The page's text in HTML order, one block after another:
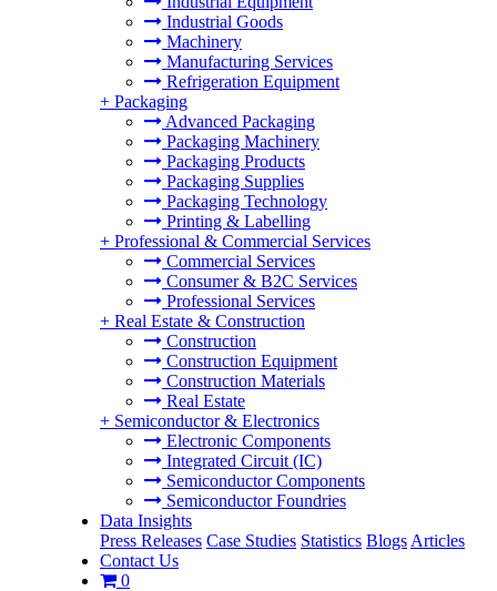
Industrial Goods
Machinery
Manufacturing Services
Refrigeration Equipment
+ Packaging
Advanced Packaging
Packaging Machinery
Packaging Products
Packaging Supplies
Packaging Technology
Printing & Labelling
+ Professional & Commercial Services
Commercial Services
Consumer & B2C Services
Professional Services
+ Real Estate & Construction
Construction
Construction Equipment
Construction Materials
Real Estate
+ Semiconductor & Electronics
Electronic Components
Integrated Circuit (IC)
Semiconductor Components
Semiconductor Foundries
Data Insights
Press Releases Case Studies Statistics Blogs Articles
Contact Us
0